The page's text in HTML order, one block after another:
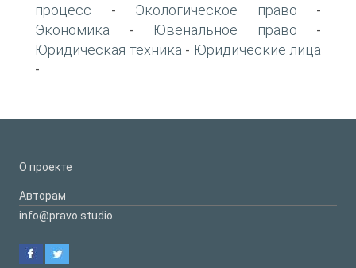
процесс - Экологическое право -
Экономика - Ювенальное право -
Юридическая техника - Юридические лица
-
О проекте
Авторам
info@pravo.studio